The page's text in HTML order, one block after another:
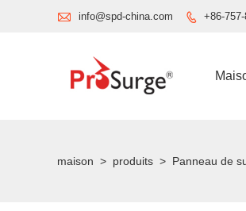
 info@spd-china.com  +86-
maison > produits > Panneau de